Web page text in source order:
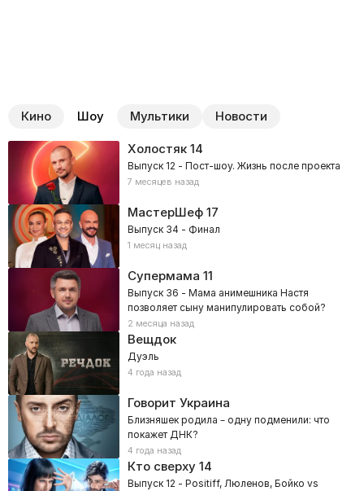
Кино Шоу Мультики Новости
Холостяк14
Выпуск 12 - Пост-шоу. Жизнь после проекта
7 месяцев назад
МастерШеф17
Выпуск 34 - Финал
1 месяц назад
Супермама 11
Выпуск 36 - Мама анимешника Настя
позволяет сыну манипулировать собой?
2 месяца назад
Вещдок
Дуэль
4 года назад
Говорит Украина
Близняшек родила – одну подменили: что
покажет ДНК?
4 года назад
Кто сверху14
Выпуск 12 - Positiff, Люленов, Бойко vs